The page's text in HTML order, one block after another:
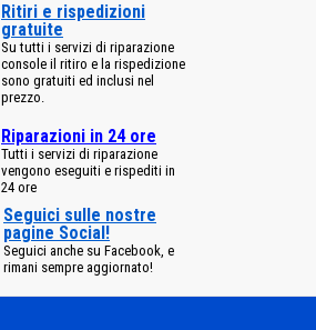
Ritiri e rispedizioni
gratuite
Su tutti i servizi di riparazione
console il ritiro e la rispedizione
sono gratuiti ed inclusi nel
prezzo.
Riparazioni in 24 ore
Tutti i servizi di riparazione
vengono eseguiti e rispediti in
24 ore
Seguici sulle nostre
pagine Social!
Seguici anche su Facebook, e
rimani sempre aggiornato!